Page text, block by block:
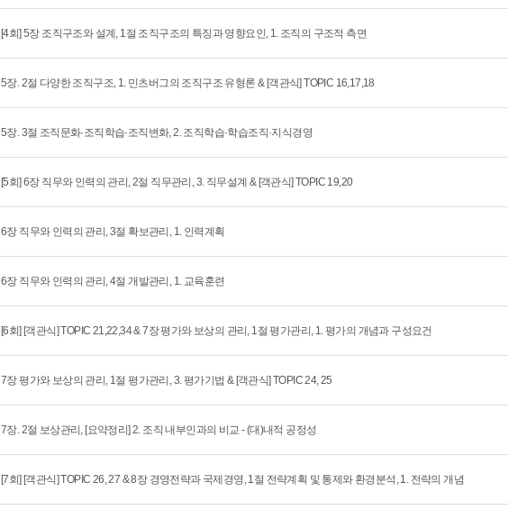
[4회] 5장 조직구조와 설계, 1절 조직구조의 특징과 영향요인, 1. 조직의 구조적 측면
5장. 2절 다양한 조직구조, 1. 민츠버그의 조직구조 유형론 & [객관식] TOPIC 16,17,18
5장. 3절 조직문화·조직학습·조직변화, 2. 조직학습·학습조직·지식경영
[5회] 6장 직무와 인력의 관리, 2절 직무관리, 3. 직무설계 & [객관식] TOPIC 19,20
6장 직무와 인력의 관리, 3절 확보관리, 1. 인력계획
6장 직무와 인력의 관리, 4절 개발관리, 1. 교육훈련
[6회] [객관식] TOPIC 21,22,34 & 7장 평가와 보상의 관리, 1절 평가관리, 1. 평가의 개념과 구성요건
7장 평가와 보상의 관리, 1절 평가관리, 3. 평가기법 & [객관식] TOPIC 24, 25
7장. 2절 보상관리, [요약정리] 2. 조직 내부인과의 비교 - (대)내적 공정성
[7회] [객관식] TOPIC 26, 27 & 8장 경영전략과 국제경영, 1절 전략계획 및 통제와 환경분석, 1. 전략의 개념